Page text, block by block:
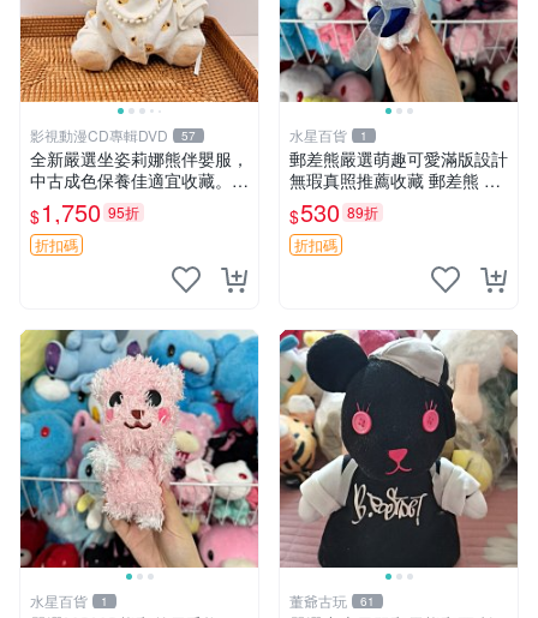
影視動漫CD專輯DVD 57
全新嚴選坐姿莉娜熊伴嬰服，
中古成色保養佳適宜收藏。無
盒子但品質完好，快速出貨。
建議入手！ 中古 玩偶 滬漫
$1,750 95折
折扣碼
水星百貨 1
郵差熊嚴選萌趣可愛滿版設計
無瑕真照推薦收藏 郵差熊 熊
抱枕 紅薯啵啵間
$530 89折
折扣碼
水星百貨 1 董爺古玩 61